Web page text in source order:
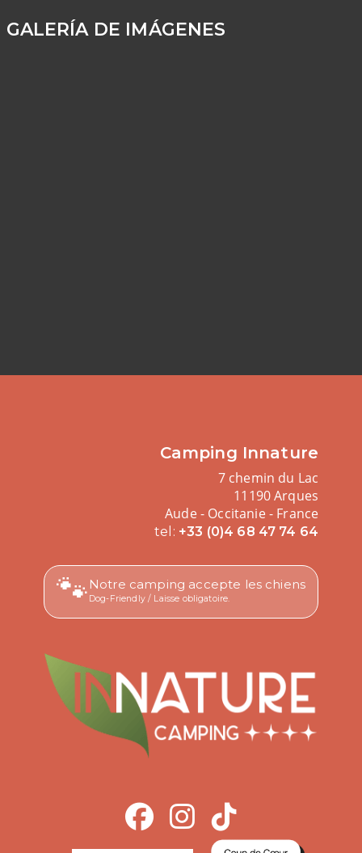
GALERÍA DE IMÁGENES
Camping Innature
7 chemin du Lac
11190 Arques
Aude - Occitanie - France
tel: +33 (0)4 68 47 74 64
🐾 Notre camping accepte les chiens
Dog-Friendly / Laisse obligatoire.